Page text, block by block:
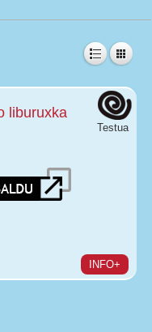
liburuxka
Testua
INFO+